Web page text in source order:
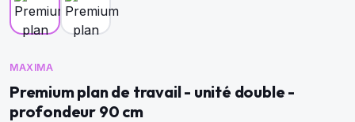
MAXIMA
Premium plan de travail - unité double -
profondeur 90 cm